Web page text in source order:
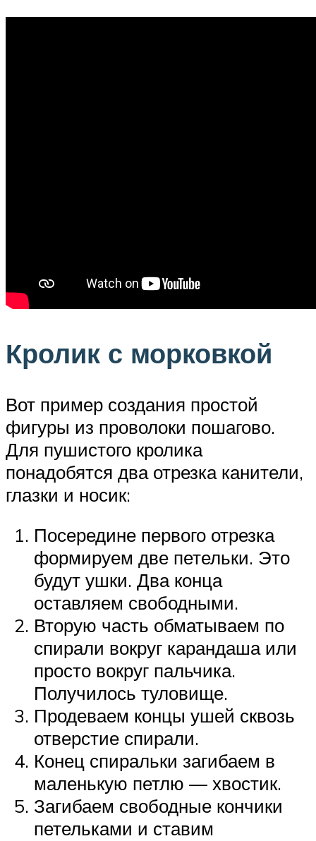
Кролик с морковкой
Вот пример создания простой
фигуры из проволоки пошагово.
Для пушистого кролика
понадобятся два отрезка канители,
глазки и носик:
Посередине первого отрезка
формируем две петельки. Это
будут ушки. Два конца
оставляем свободными.
Вторую часть обматываем по
спирали вокруг карандаша или
просто вокруг пальчика.
Получилось туловище.
Продеваем концы ушей сквозь
отверстие спирали.
Конец спиральки загибаем в
маленькую петлю — хвостик.
Загибаем свободные кончики
петельками и ставим